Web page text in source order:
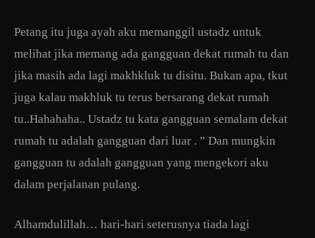
Petang itu juga ayah aku memanggil ustadz untuk
melihat jika memang ada gangguan dekat rumah tu dan
jika masih ada lagi makhkluk tu disitu. Bukan apa, tkut
juga kalau makhluk tu terus bersarang dekat rumah
tu..Hahahaha.. Ustadz tu kata gangguan semalam dekat
rumah tu adalah gangguan dari luar . ” Dan mungkin
gangguan tu adalah gangguan yang mengekori aku
dalam perjalanan pulang.
Alhamdulillah… hari-hari seterusnya tiada lagi